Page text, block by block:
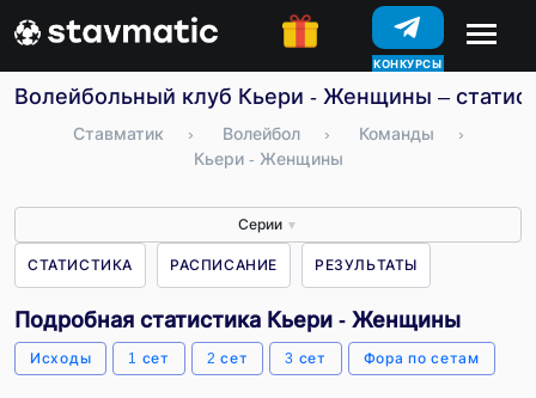
КОНКУРСЫ
Волейбольный клуб Кьери - Женщины –
Ставматик › Волейбол › Команды
›
Кьери - Женщины
Серии ▼
СТАТИСТИКА РАСПИСАНИЕ РЕЗУЛЬТАТЫ
Подробная статистика Кьери - Женщины
Исходы 1 сет 2 сет 3 сет Фора по сетам